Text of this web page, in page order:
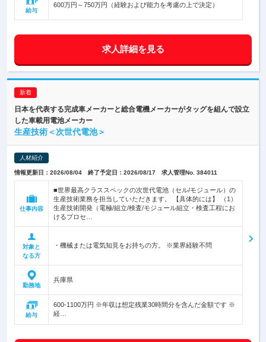
給与
600万円～750万円（経験および能力を考慮の上で決定）
求人詳細を見る
日本を代表する完成車メーカーと総合電機メーカーがタッグを組んで設立
した車載用電池メーカー
生産技術＜次世代電池＞
人材紹介
情報更新日：2026/08/04 終了予定日：2026/08/17 求人管理No. 384011
仕事内容
■世界最高クラススペックの次世代電池（セル/モジュール）の
生産技術業務を担当していただきます。 【具体的には】 （1）
生産技術開発（電極/組立/検査/モジュール組立・検査工程にお
けるプロセ…
対象と
なる方
・機械または電気知見をお持ちの方。 ※業界経験不問
勤務地
兵庫県
給与
600-1100万円 ※年収は想定残業30時間分を含んだ金額です ※
経…